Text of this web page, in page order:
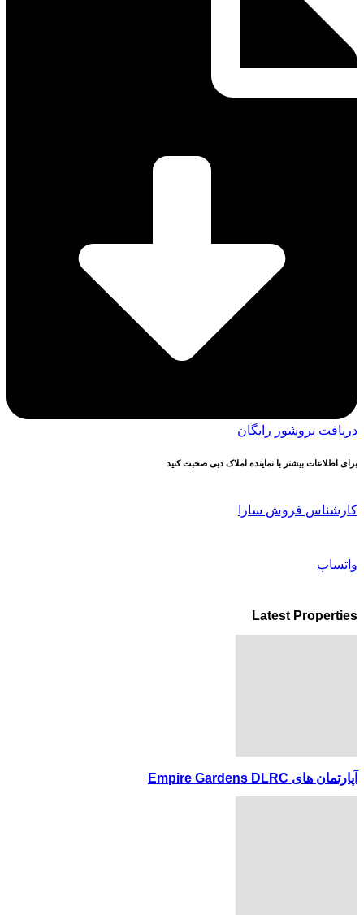
دریافت بروشور رایگان
برای اطلاعات بیشتر با نماینده املاک دبی صحبت کنید
کارشناس فروش سارا
واتساپ
Latest Properties
آپارتمان های Empire Gardens DLRC